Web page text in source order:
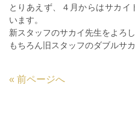
とりあえず、４月からはサカ
います。
新スタッフのサカイ先生をよろ
もちろん旧スタッフのダブルサ
« 前ページへ